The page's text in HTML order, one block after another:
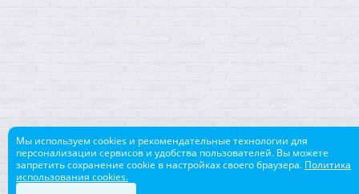
Мы используем cookies и рекомендательные технологии для
персонализации сервисов и удобства пользователей. Вы можете
запретить сохранение cookie в настройках своего браузера. Политика
использования cookies.